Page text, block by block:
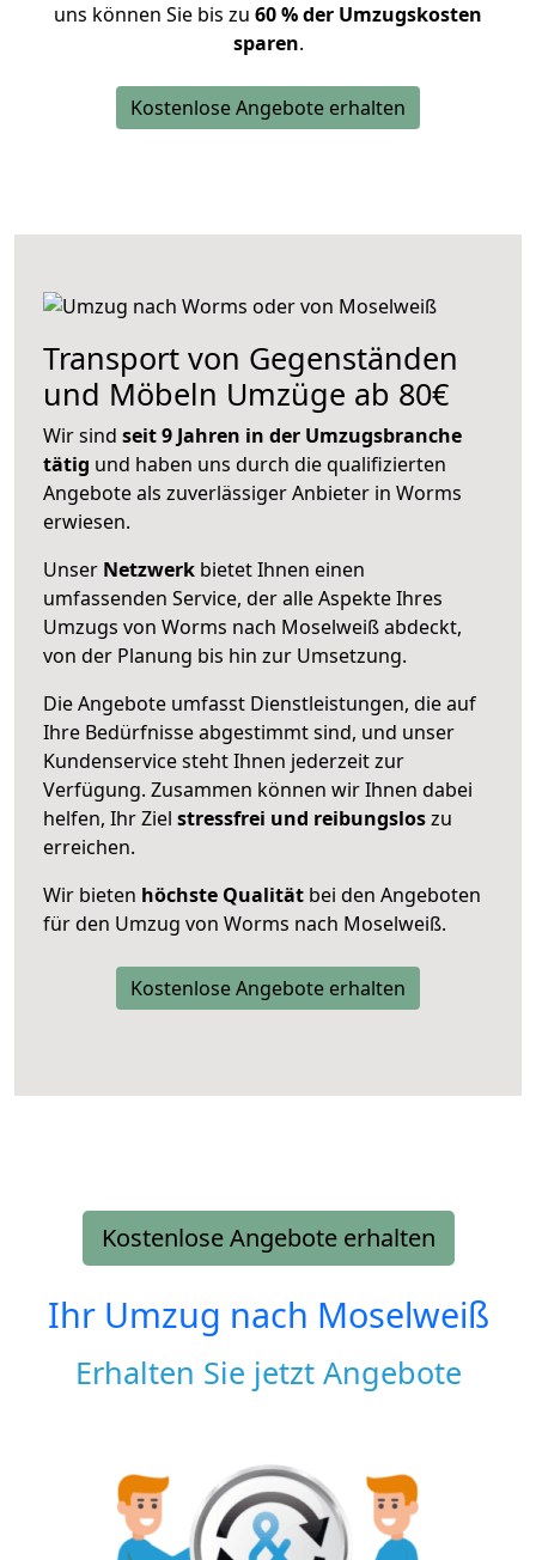
uns können Sie bis zu 60 % der Umzugskosten
sparen.
Kostenlose Angebote erhalten
Transport von Gegenständen
und Möbeln Umzüge ab 80€
Wir sind seit 9 Jahren in der Umzugsbranche
tätig und haben uns durch die qualifizierten
Angebote als zuverlässiger Anbieter in Worms
erwiesen.
Unser Netzwerk bietet Ihnen einen
umfassenden Service, der alle Aspekte Ihres
Umzugs von Worms nach Moselweiß abdeckt,
von der Planung bis hin zur Umsetzung.
Die Angebote umfasst Dienstleistungen, die auf
Ihre Bedürfnisse abgestimmt sind, und unser
Kundenservice steht Ihnen jederzeit zur
Verfügung. Zusammen können wir Ihnen dabei
helfen, Ihr Ziel stressfrei und reibungsloszu
erreichen.
Wir bieten höchste Qualität bei den Angeboten
für den Umzug von Worms nach Moselweiß.
Kostenlose Angebote erhalten
Kostenlose Angebote erhalten
Ihr Umzug nach Moselweiß
Erhalten Sie jetzt Angebote